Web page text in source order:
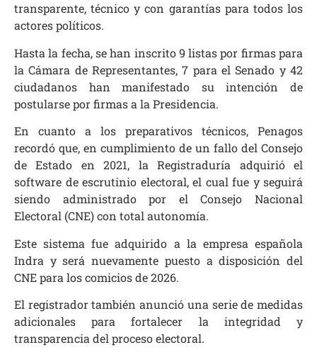
transparente, técnico y con garantías para todos los
actores políticos.
Hasta la fecha, se han inscrito 9 listas por firmas para
la Cámara de Representantes, 7 para el Senado y 42
ciudadanos han manifestado su intención de
postularse por firmas a la Presidencia.
En cuanto a los preparativos técnicos, Penagos
recordó que, en cumplimiento de un fallo del Consejo
de Estado en 2021, la Registraduría adquirió el
software de escrutinio electoral, el cual fue y seguirá
siendo administrado por el Consejo Nacional
Electoral (CNE) con total autonomía.
Este sistema fue adquirido a la empresa española
Indra y será nuevamente puesto a disposición del
CNE para los comicios de 2026.
El registrador también anunció una serie de medidas
adicionales para fortalecer la integridad y
transparencia del proceso electoral.